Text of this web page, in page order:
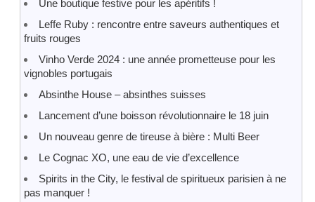
Une boutique festive pour les apéritifs !
Leffe Ruby : rencontre entre saveurs authentiques et
fruits rouges
Vinho Verde 2024 : une année prometteuse pour les
vignobles portugais
Absinthe House – absinthes suisses
Lancement d’une boisson révolutionnaire le 18 juin
Un nouveau genre de tireuse à bière : Multi Beer
Le Cognac XO, une eau de vie d’excellence
Spirits in the City, le festival de spiritueux parisien à ne
pas manquer !